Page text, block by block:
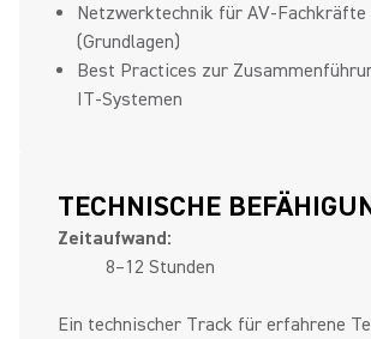
Netzwerktechnik für AV‑Fachkräfte
(Grundlagen)
Best Practices zur
IT‑Systemen
TECHNISCHE
Zeitaufwand:
8–12 Stunden
Ein technischer Track für erfahrene